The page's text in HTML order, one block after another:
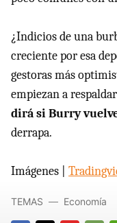
¿Indicios de una
creciente por esa
gestoras más
empiezan a
dirá si Burry
derrapa.
Imágenes |
TEMAS Economía